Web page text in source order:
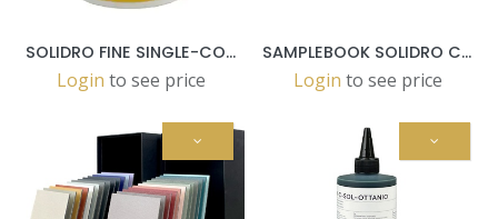
SOLIDRO FINE SINGLE-COMP.WATER-BASED DECOR LAYER 5KG POTS
Login to see price
SAMPLEBOOK SOLIDRO COLLECTION WITH CATALOGUE
Login to see price